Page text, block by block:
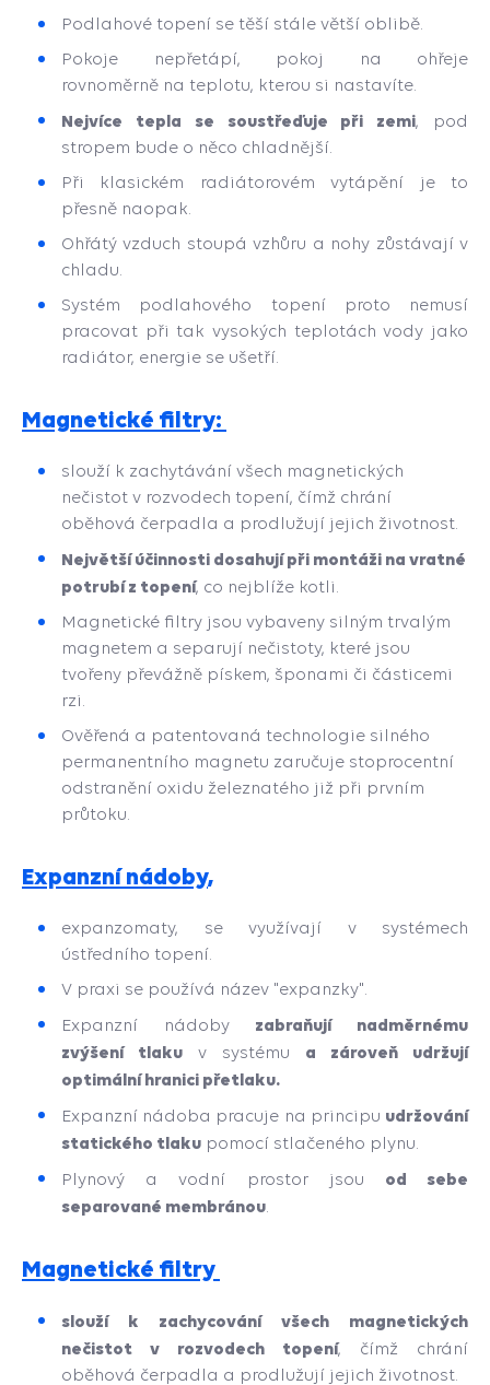
Podlahové topení se těší stále větší oblibě.
Pokoje nepřetápí, pokoj na ohřeje
rovnoměrně na teplotu, kterou si nastavíte.
Nejvíce tepla se soustřeďuje při zemi, pod
stropem bude o něco chladnější.
Při klasickém radiátorovém vytápění je to
přesně naopak.
Ohřátý vzduch stoupá vzhůru a nohy zůstávají v
chladu.
Systém podlahového topení proto nemusí
pracovat při tak vysokých teplotách vody jako
radiátor, energie se ušetří.
Magnetické filtry:
slouží k zachytávání všech magnetických
nečistot v rozvodech topení, čímž chrání
oběhová čerpadla a prodlužují jejich životnost.
Největší účinnosti dosahují při montáži na vratné
potrubí z topení, co nejblíže kotli.
Magnetické filtry jsou vybaveny silným trvalým
magnetem a separují nečistoty, které jsou
tvořeny převážně pískem, šponami či částicemi
rzi.
Ověřená a patentovaná technologie silného
permanentního magnetu zaručuje stoprocentní
odstranění oxidu železnatého již při prvním
průtoku.
Expanzní nádoby,
expanzomaty, se využívají v systémech
ústředního topení.
V praxi se používá název "expanzky".
Expanzní nádoby zabraňují nadměrnému
zvýšení tlaku v systému a zároveň udržují
optimální hranici přetlaku.
Expanzní nádoba pracuje na principu udržování
statického tlaku pomocí stlačeného plynu.
Plynový a vodní prostor jsou od sebe
separované membránou
Magnetické filtry
slouží k zachycování všech magnetických
nečistot v rozvodech topení, čímž chrání
oběhová čerpadla a prodlužují jejich životnost.